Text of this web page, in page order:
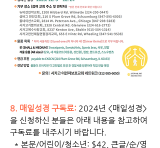
8. 매일성경 구독료: 2024년 <매일성경>
을 신청하신 분들은 아래 내용을 참고하여
구독료를 내주시기 바랍니다.